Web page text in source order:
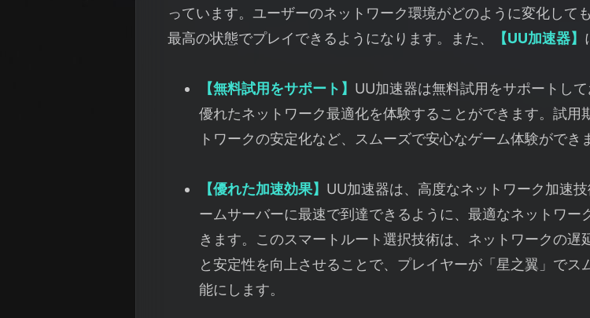
っています。ユーザーのネットワーク環境がどのように変化して
最高の状態でプレイできるようになります。また、
【UU加速器】
【無料試用をサポート】 UU加速器は無料試用をサポートし
優れたネットワーク最適化を体験することができます。試用
トワークの安定化など、スムーズで安心なゲーム体験ができ
【優れた加速効果】 UU加速器は、高度なネットワーク加速
ームサーバーに最速で到達できるように、最適なネットワ
きます。このスマートルート選択技術は、ネットワークの
と安定性を向上させることで、プレイヤーが「星之翼」で
能にします。